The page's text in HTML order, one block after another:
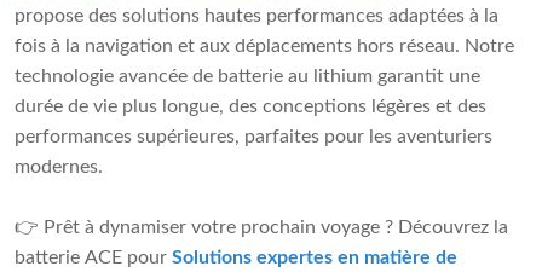
propose des solutions hautes performances adaptées à la
fois à la navigation et aux déplacements hors réseau. Notre
technologie avancée de batterie au lithium garantit une
durée de vie plus longue, des conceptions légères et des
performances supérieures, parfaites pour les aventuriers
modernes.
👉 Prêt à dynamiser votre prochain voyage ? Découvrez la
batterie ACE pour Solutions expertes en matière de